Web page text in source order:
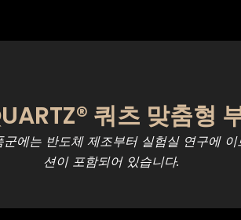
쿼츠 맞춤형
에는 반도체 제조부터 실험실 연구에
션이 포함되어 있습니다.